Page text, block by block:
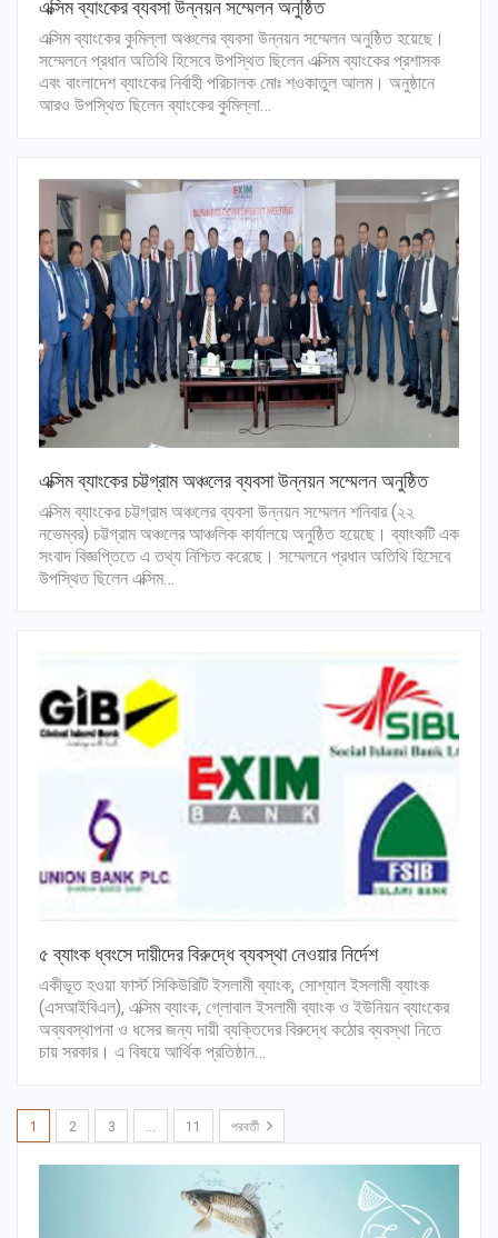
এক্সিম ব্যাংকের ব্যবসা উন্নয়ন সম্মেলন অনুষ্ঠিত
এক্সিম ব্যাংকের কুমিল্লা অঞ্চলের ব্যবসা উন্নয়ন সম্মেলন অনুষ্ঠিত হয়েছে।
সম্মেলনে প্রধান অতিথি হিসেবে উপস্থিত ছিলেন এক্সিম ব্যাংকের প্রশাসক
এবং বাংলাদেশ ব্যাংকের নির্বাহী পরিচালক মোঃ শওকাতুল আলম। অনুষ্ঠানে
আরও উপস্থিত ছিলেন ব্যাংকের কুমিল্লা…
এক্সিম ব্যাংকের চট্টগ্রাম অঞ্চলের ব্যবসা উন্নয়ন সম্মেলন অনুষ্ঠিত
এক্সিম ব্যাংকের চট্টগ্রাম অঞ্চলের ব্যবসা উন্নয়ন সম্মেলন শনিবার (২২
নভেম্বর) চট্টগ্রাম অঞ্চলের আঞ্চলিক কার্যালয়ে অনুষ্ঠিত হয়েছে। ব্যাংকটি এক
সংবাদ বিজ্ঞপ্তিতে এ তথ্য নিশ্চিত করেছে। সম্মেলনে প্রধান অতিথি হিসেবে
উপস্থিত ছিলেন এক্সিম…
৫ ব্যাংক ধ্বংসে দায়ীদের বিরুদ্ধে ব্যবস্থা নেওয়ার নির্দেশ
একীভূত হওয়া ফার্স্ট সিকিউরিটি ইসলামী ব্যাংক, সোশ্যাল ইসলামী ব্যাংক
(এসআইবিএল), এক্সিম ব্যাংক, গ্লোবাল ইসলামী ব্যাংক ও ইউনিয়ন ব্যাংকের
অব্যবস্থাপনা ও ধসের জন্য দায়ী ব্যক্তিদের বিরুদ্ধে কঠোর ব্যবস্থা নিতে
চায় সরকার। এ বিষয়ে আর্থিক প্রতিষ্ঠান…
1 2 3 … 11 পরবর্তী